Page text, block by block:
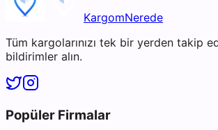
KargomNerede
Tüm kargolarınızı tek bir yerden takip
bildirimler alın.
Popüler Firmalar